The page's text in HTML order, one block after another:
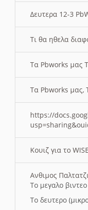
Δευτερα 12-3
Τι θα ηθελα
Τα Pbworks μας
Τα Pbworks μας,
https://
Κουιζ για το WISE
Ανθιμος
Το μεγαλο
Το δευτερο